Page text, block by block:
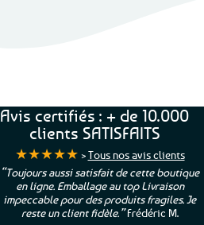
Avis certifiés : + de 10.000
clients SATISFAITS
★★★★★ >Tous nos avis clients
“Toujours aussi satisfait de cette boutique
en ligne. Emballage au top Livraison
impeccable pour des produits fragiles. Je
reste un client fidèle.”Frédéric M.